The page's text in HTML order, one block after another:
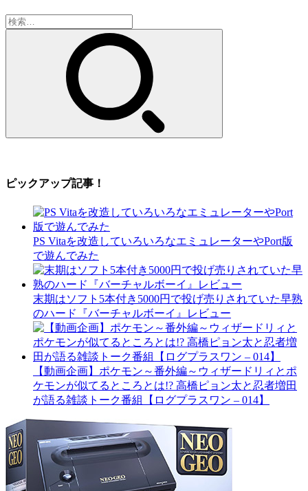
検
索:
ピックアップ記事！
PS Vitaを改造していろいろなエミュレーターやPort版
で遊んでみた
末期はソフト5本付き5000円で投げ売りされていた早熟
のハード『バーチャルボーイ』レビュー
【動画企画】ポケモン～番外編～ウィザードリィとポ
ケモンが似てるところとは!? 高橋ピョン太と忍者増田
が語る雑談トーク番組【ログプラスワン – 014】